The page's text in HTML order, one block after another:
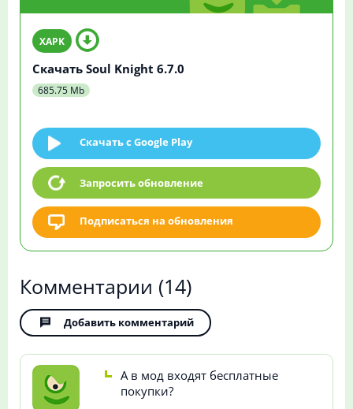
Скачать Soul Knight 6.7.0
685.75 Mb
Скачать c Google Play
Запросить обновление
Подписаться на обновления
Комментарии (14)
Добавить комментарий
А в мод входят бесплатные
покупки?